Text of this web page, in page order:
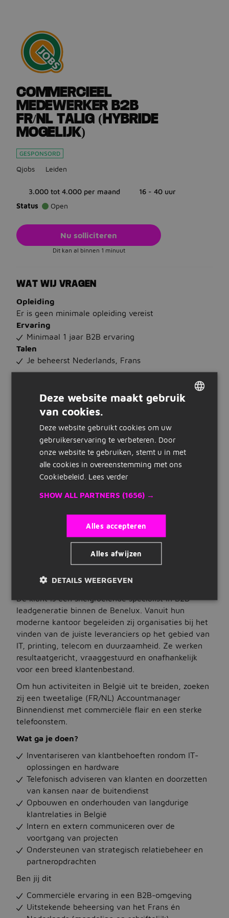
COMMERCIEEL
MEDEWERKER B2B
FR/NL TALIG (HYBRIDE
MOGELIJK)
GESPONSORD
Qjobs Leiden
3.000 tot 4.000 per maand
16 - 40 uur
Status
Open
Nu solliciteren
Dit kan al binnen 1 minuut
WAT WIJ VRAGEN
Opleiding
Er is geen minimale opleiding vereist
Ervaring
Minimaal 1 jaar B2B ervaring
Talen
Je beheerst Nederlands, Frans
Salaris
€ 3.000 tot € 4.000 per maand
opleidingen, gezonde lunch, vrijdagmiddagborrel,
reiskostenvergoeding, vakantiegeld,
pensioenregeling, flexibele werktijden, parttime
mogelijk, thuiswerkregeling, bonusregeling
16 tot 40 uur per week
fulltime, parttime
werving en selectie
VACATUREBESCHRIJVING
Het bedrijf en de baan
De klant is een snelgroeiende specialist in B2B-
leadgeneratie binnen de Benelux. Vanuit hun
moderne kantoor begeleiden zij organisaties bij het
vinden van de juiste leveranciers op het gebied van
IT, printing, telecom en duurzaamheid. Ze werken
resultaatgericht, vraaggestuurd en onafhankelijk
voor een breed klantenbestand.
Om hun activiteiten in België uit te breiden, zoeken
zij een tweetalige (FR/NL) Accountmanager
Binnendienst met commerciële flair en een sterke
telefoonstem.
Wat ga je doen?
Inventariseren van klantbehoeften rondom IT-
oplossingen en hardware
Telefonisch adviseren van klanten en doorzetten
van kansen naar de buitendienst
Opbouwen en onderhouden van langdurige
klantrelaties in België
Intern en extern communiceren over de
voortgang van projecten
Ondersteunen van strategisch relatiebeheer en
partneropdrachten
Ben jij dit
Commerciële ervaring in een B2B-omgeving
Uitstekende beheersing van het Frans én
Snelle links
Inschrijven
Vacatures
Vacatures zoeken
Vacatures per locatie
Vacatures per beroepsgroep
Vacatures per dienstverband
Vacatures per opleidingsniveau
Jobbird
Kies een andere regio
Jobs Deutschland
Jobs United Kingdom
Help
Jobs at Jobbird.com
Algemene voorwaarden
Deze website maakt gebruik
van cookies.
Deze website gebruikt cookies om uw
gebruikerservaring te verbeteren. Door
onze website te gebruiken, stemt u in met
alle cookies in overeenstemming met ons
Cookiebeleid. Lees verder
SHOW ALL PARTNERS (1656) →
Alles accepteren
Alles afwijzen
DETAILS WEERGEVEN